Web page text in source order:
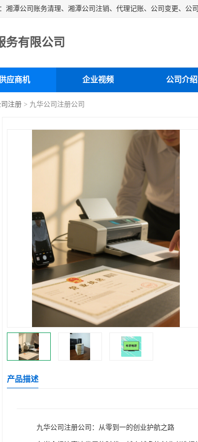
务有限公司
应商机 企业视频 公司介绍
注册 > 九华公司注册公司
产品描述
九华公司注册公司：从零到一的创业护航之路